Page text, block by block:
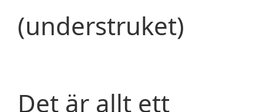
(understruket)
Det är allt ett